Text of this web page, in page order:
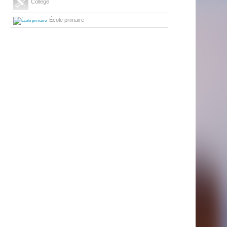
Collège
École primaire